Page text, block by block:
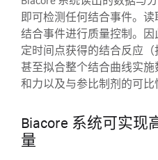
即可检测任何结合事件。
结合事件进行质量控制。
定时间点获得的结合反应
甚至拟合整个结合曲线实
和力以及与参比制剂的可比
Biacore 系统可实现
量